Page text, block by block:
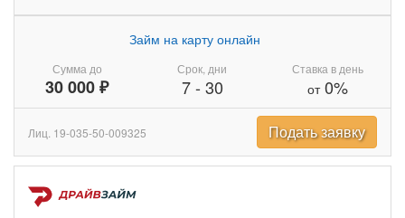
Сумма до
30 000 ₽
Займ на карту онлайн
Срок, дни
7- 30
Ставка в день
от0%
Лиц. 19-035-50-009325 Подать заявку